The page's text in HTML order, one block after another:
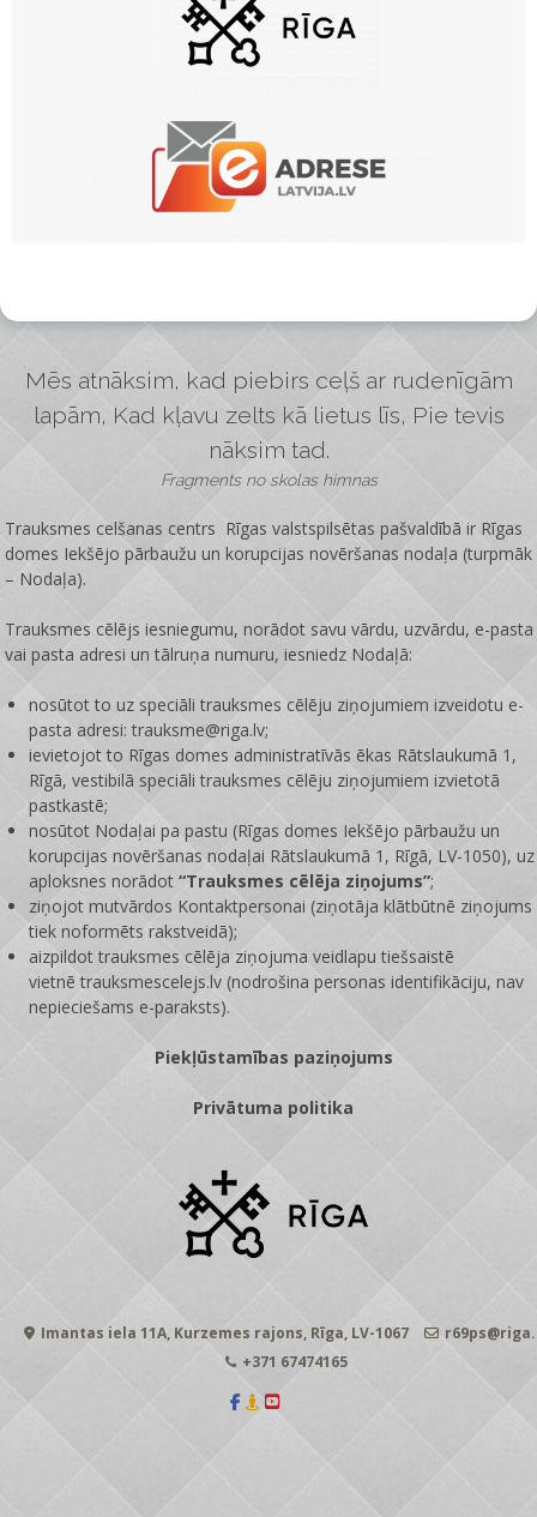
Mēs atnāksim, kad piebirs ceļš ar rudenīgām
lapām, Kad kļavu zelts kā lietus līs, Pie tevis
nāksim tad.
Fragments no skolas himnas
Trauksmes celšanas centrs Rīgas valstspilsētas pašvaldībā ir Rīgas
domes Iekšējo pārbaužu un korupcijas novēršanas nodaļa (turpmāk
– Nodaļa).
Trauksmes cēlējs iesniegumu, norādot savu vārdu, uzvārdu, e-pasta
vai pasta adresi un tālruņa numuru, iesniedz Nodaļā:
nosūtot to uz speciāli trauksmes cēlēju ziņojumiem izveidotu e-
pasta adresi: trauksme@riga.lv;
ievietojot to Rīgas domes administratīvās ēkas Rātslaukumā 1,
Rīgā, vestibilā speciāli trauksmes cēlēju ziņojumiem izvietotā
pastkastē;
nosūtot Nodaļai pa pastu (Rīgas domes Iekšējo pārbaužu un
korupcijas novēršanas nodaļai Rātslaukumā 1, Rīgā, LV-1050), uz
aploksnes norādot“Trauksmes cēlēja ziņojums”;
ziņojot mutvārdos Kontaktpersonai (ziņotāja klātbūtnē ziņojums
tiek noformēts rakstveidā);
aizpildot trauksmes cēlēja ziņojuma veidlapu tiešsaistē
vietnētrauksmescelejs.lv (nodrošina personas identifikāciju, nav
nepieciešams e-paraksts).
Piekļūstamības paziņojums
Privātuma politika
Imantas iela 11A, Kurzemes rajons, Rīga, LV-1067
+371 67474165